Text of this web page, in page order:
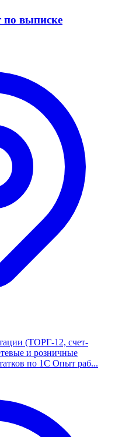
по выписке
(ТОРГ-12, счет-
и розничные
по 1С Опыт раб...